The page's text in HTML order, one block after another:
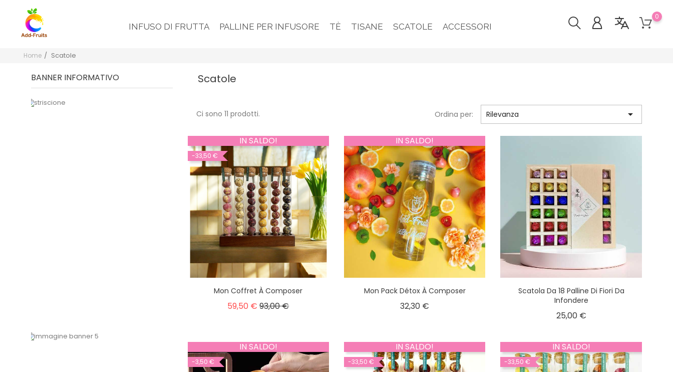
INFUSO DI FRUTTA PALLINE PER INFUSORE TÈ TISANE SCATOLE ACCESSORI
0
Home Scatole
BANNER INFORMATIVO Scatole
Ci sono 11 prodotti. Ordina per: Rilevanza 
Mon Coffret À Composer
59,50 €93,00 €
IN SALDO!
-33,50 €
Mon Pack Détox À Composer
32,30 €
IN SALDO!
Scatola Da 18 Palline Di Fiori Da
Infondere
25,00 €
IN SALDO!
-3,50 €
IN SALDO!
-33,50 €
IN SALDO!
-33,50 €